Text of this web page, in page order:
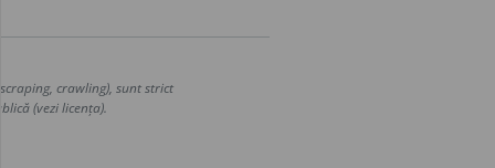
crawling), sunt strict
(vezi licența).